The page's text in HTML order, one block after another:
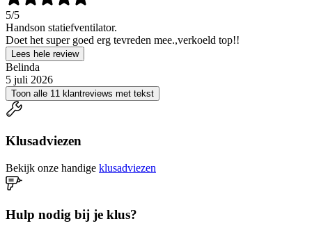
5/5
Handson statiefventilator.
Doet het super goed erg tevreden mee.,verkoeld top!!
Lees hele review
Belinda
5 juli 2026
Toon alle 11 klantreviews met tekst
Klusadviezen
Bekijk onze handige klusadviezen
Hulp nodig bij je klus?